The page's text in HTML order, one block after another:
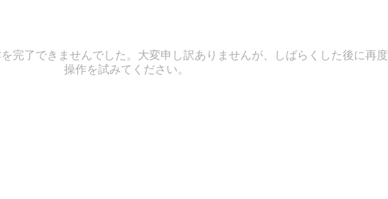
完了できませんでした。大変申し訳ありませんが、しばらくした後に再度
操作を試みてください。